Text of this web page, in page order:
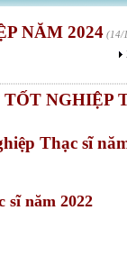
NĂM 2024 (14/
NGHIỆP
Thạc sĩ
sĩ năm 2022